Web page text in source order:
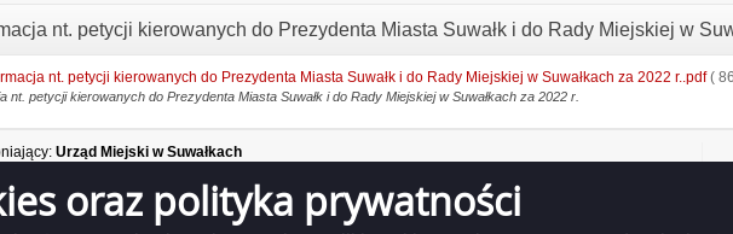
oraz polityka prywatności
nt. petycji kierowanych do Prezydenta Miasta Suwałk i do Rady Miejskiej w
nt. petycji kierowanych do Prezydenta Miasta Suwałk i do Rady Miejskiej w Suwałkach za 2022 r..pdf (
nt. petycji kierowanych do Prezydenta Miasta Suwałk i do Rady Miejskiej w Suwałkach za 2022 r.
Urząd Miejski w Suwałkach
Społecznej i Promocji
2023-06-12